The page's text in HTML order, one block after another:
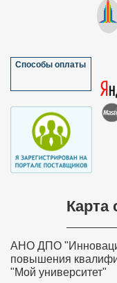
Способы оплаты
Карта
АНО ДПО
повышения
"Мой университет"